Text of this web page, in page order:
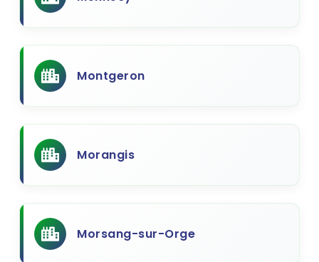
Montgeron
Morangis
Morsang-sur-Orge